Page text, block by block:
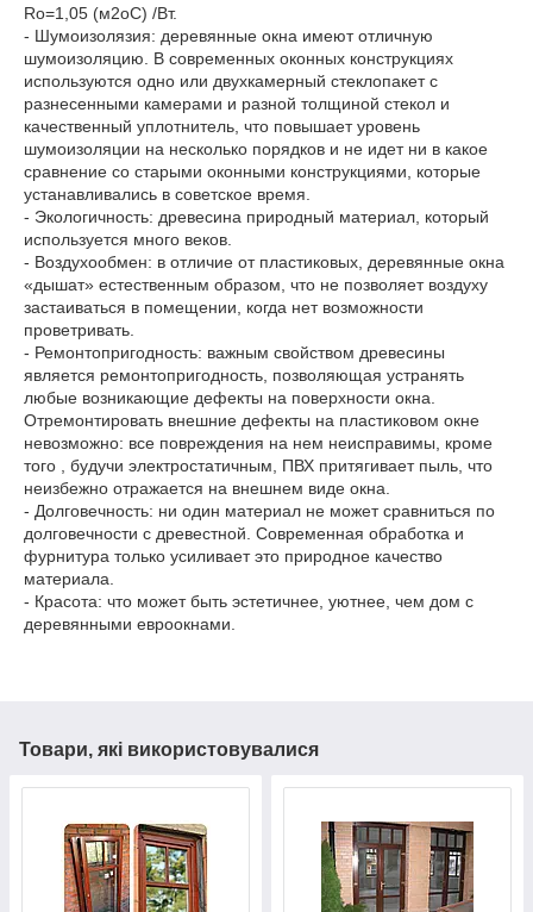
Ro=1,05 (м2oС) /Вт.
- Шумоизолязия: деревянные окна имеют отличную
шумоизоляцию. В современных оконных конструкциях
используются одно или двухкамерный стеклопакет с
разнесенными камерами и разной толщиной стекол и
качественный уплотнитель, что повышает уровень
шумоизоляции на несколько порядков и не идет ни в какое
сравнение со старыми оконными конструкциями, которые
устанавливались в советское время.
- Экологичность: древесина природный материал, который
используется много веков.
- Воздухообмен: в отличие от пластиковых, деревянные окна
«дышат» естественным образом, что не позволяет воздуху
застаиваться в помещении, когда нет возможности
проветривать.
- Ремонтопригодность: важным свойством древесины
является ремонтопригодность, позволяющая устранять
любые возникающие дефекты на поверхности окна.
Отремонтировать внешние дефекты на пластиковом окне
невозможно: все повреждения на нем неисправимы, кроме
того , будучи электростатичным, ПВХ притягивает пыль, что
неизбежно отражается на внешнем виде окна.
- Долговечность: ни один материал не может сравниться по
долговечности с древестной. Современная обработка и
фурнитура только усиливает это природное качество
материала.
- Красота: что может быть эстетичнее, уютнее, чем дом с
деревянными евроокнами.
Товари, які використовувалися